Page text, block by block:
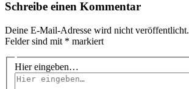
Schreibe einen Kommentar
Deine E-Mail-Adresse wird nicht veröffentlicht.
Felder sind mit * markiert
Hier eingeben…